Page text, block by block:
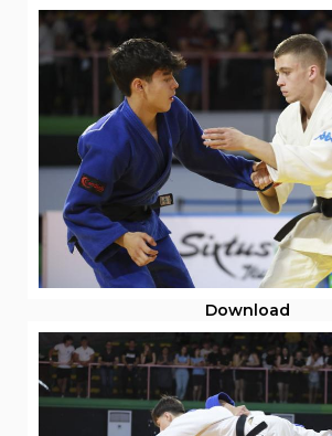
Download